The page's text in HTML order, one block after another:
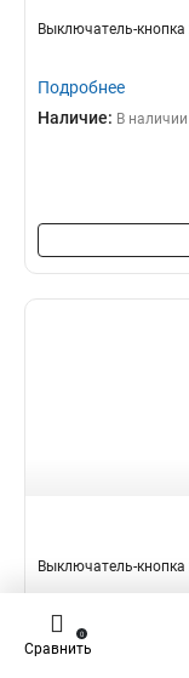
Выключатель-кнопка
Подробнее
Наличие: В наличии
Выключатель-кнопка
Подробнее
Наличие:
Сравнить
0